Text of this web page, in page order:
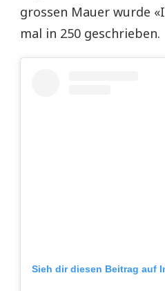
grossen Mauer wurde
mal in 250 geschrieben.
Sieh dir diesen Beitrag auf